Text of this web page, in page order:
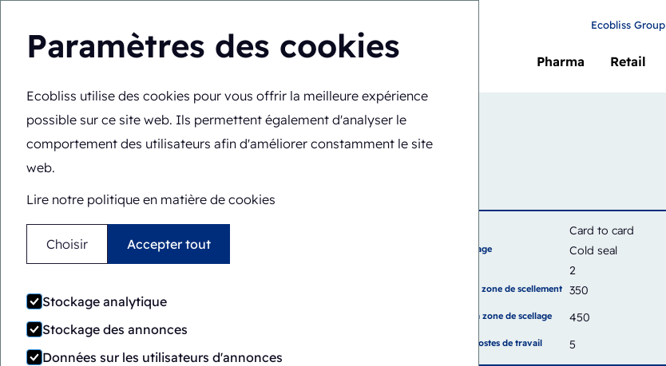
Paramètres des cookies
Ecobliss utilise des cookies pour vous offrir la meilleure expérience
possible sur ce site web. Ils permettent également d'analyser le
comportement des utilisateurs afin d'améliorer constamment le site
web.
Lire notre politique en matière de cookies
Choisir Accepter tout
Stockage analytique
Stockage des annonces
Données sur les utilisateurs d'annonces
Pharma Retail
Ecobliss Group
Vous êtes ici : Accueil > Machines d'emballage > ERB/PH6-1418-CS
Semi-automatiqueRotary
ERB/PH6-1418-CS
Card to card
Type de scellage Cold seal
2
Largeur de la zone de scellement
350
Hauteur de la zone de scellage
450
Nombre de postes de travail 5